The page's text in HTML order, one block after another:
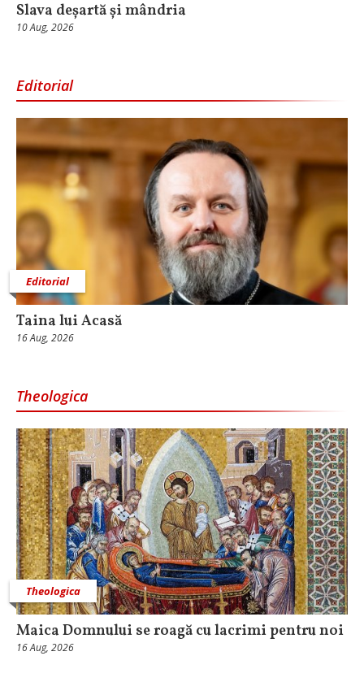
Slava deșartă și mândria
10 Aug, 2026
Editorial
Editorial
Taina lui Acasă
16 Aug, 2026
Theologica
Theologica
Maica Domnului se roagă cu lacrimi pentru noi
16 Aug, 2026